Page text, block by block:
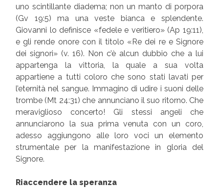
uno scintillante diadema; non un manto di porpora
(Gv 19:5) ma una veste bianca e splendente.
Giovanni lo definisce «fedele e veritiero» (Ap 19:11),
e gli rende onore con il titolo «Re dei re e Signore
dei signori» (v. 16). Non c’è alcun dubbio che a lui
appartenga la vittoria, la quale a sua volta
appartiene a tutti coloro che sono stati lavati per
l’eternità nel sangue. Immagino di udire i suoni delle
trombe (Mt 24:31) che annunciano il suo ritorno. Che
meraviglioso concerto! Gli stessi angeli che
annunciarono la sua prima venuta con un coro,
adesso aggiungono alle loro voci un elemento
strumentale per la manifestazione in gloria del
Signore.
Riaccendere la speranza